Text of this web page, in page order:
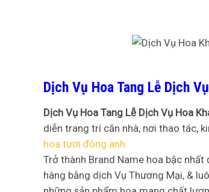
Dịch Vụ Hoa Tang Lễ Dịch
Dịch Vụ Hoa Tang Lễ Dịch Vụ Hoa
diễn trang trí căn nhà, nơi thao tác,
hoa tươi đông anh
Trở thành Brand Name hoa bậc
hàng bằng dịch Vụ Thương Mại, &